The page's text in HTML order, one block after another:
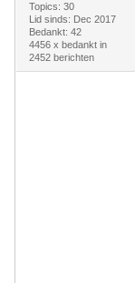
Topics: 30
Lid sinds: Dec 2017
Bedankt: 42
4456 x bedankt in
2452 berichten